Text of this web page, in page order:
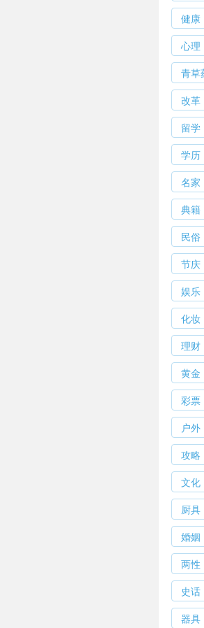
健康
心理
青草
改革
留学
学历
名家
典籍
民俗
节庆
娱乐
化妆
理财
黄金
彩票
户外
攻略
文化
厨具
婚姻
两性
史话
器具